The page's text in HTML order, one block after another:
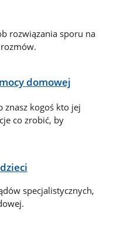
rozwiązania sporu na
domowej
znasz kogoś kto jej
co zrobić, by
specjalistycznych,